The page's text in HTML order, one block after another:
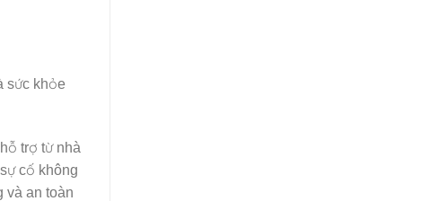
sức khỏe
trợ từ nhà
cố không
và an toàn